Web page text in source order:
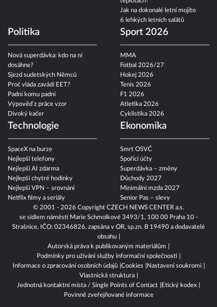
© 2001 - 2026 Copyright CZECH NEWS CENTER a.s.
se sídlem náměstí Marie Schmolkové 3493/1, 100 00 Praha 10 -
Strašnice, IČO: 02346826, zapsána v OR, sp.zn. B 19490 a dodavatelé
obsahu
Autorská práva k publikovaným materiálům
Podmínky pro užívání služby informační společnosti
Informace o zpracování osobních údajů Cookies
Nastavení soukromí
Vlastnická struktura
Jednotná kontaktní místa / Single Points of Contact
Etický kodex
Povinně zveřejňované informace
Jak na dokonalé letní mojito
6 lehkých letních salátů
Politika
Nová superdávka: kdo na ní
dosáhne?
Sjezd sudetských Němců
Proč vláda zavádí EET?
Padni komu padni
Výpověď z práce vzor
Divoký kačer
Sport 2026
MMA
Fotbal 2026/27
Hokej 2026
Tenis 2026
F1 2026
Atletika 2026
Cyklistika 2026
Technologie
SpaceX na burze
Nejlepší telefony
Nejlepší AI zdarma
Nejlepší chytré hodinky
Nejlepší VPN – srovnání
Netflix filmy a seriály
Ekonomika
Smrt OSVČ
Spořicí účty
Superdávka – změny
Důchody 2027
Minimální mzda 2027
Senior Pas – slevy